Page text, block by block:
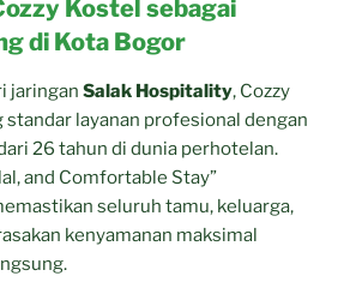
Kostel sebagai
di Kota Bogor
jaringan Salak Hospitality, Cozzy
layanan profesional dengan
26 tahun di dunia perhotelan.
and Comfortable Stay”
seluruh tamu, keluarga,
kenyamanan maksimal